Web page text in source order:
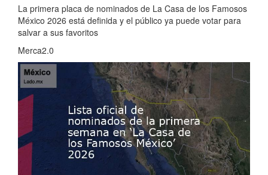
La primera placa de nominados de La Casa de los Famosos
México 2026 está definida y el público ya puede votar para
salvar a sus favoritos
Merca2.0